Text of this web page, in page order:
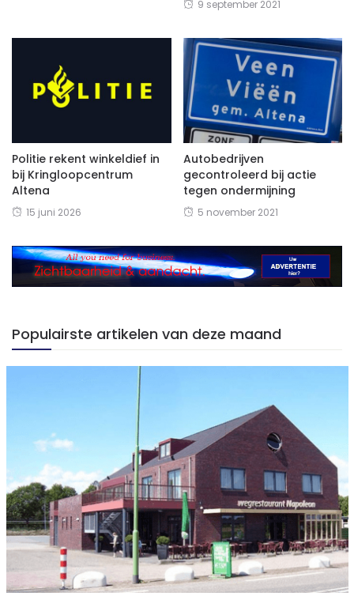
9 september 2021
Politie rekent winkeldief in
bij Kringloopcentrum
Altena
15 juni 2026
Autobedrijven
gecontroleerd bij actie
tegen ondermijning
5 november 2021
Populairste artikelen van deze maand